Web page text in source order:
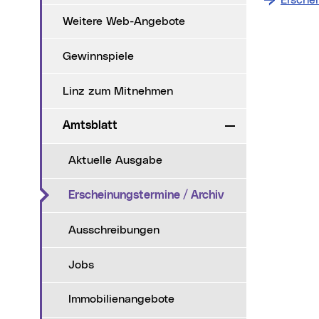
Weitere Web-Angebote
Gewinnspiele
Linz zum Mitnehmen
Amtsblatt Zuklappen
Aktuelle Ausgabe
Erscheinungstermine / Archiv(aktueller
Ausschreibungen
Jobs
Immobilienangebote